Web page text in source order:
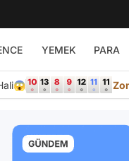
YEMEK PARA